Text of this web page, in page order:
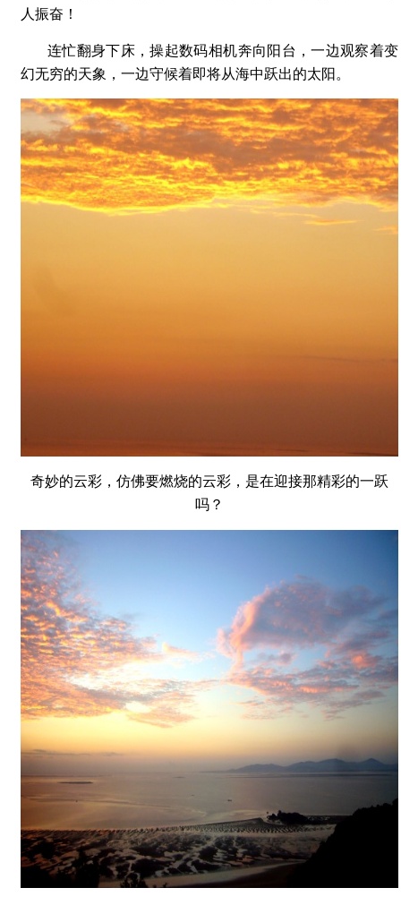
人振奋！
连忙翻身下床，操起数码相机奔向阳台，一边观察着变
幻无穷的天象，一边守候着即将从海中跃出的太阳。
奇妙的云彩，仿佛要燃烧的云彩，是在迎接那精彩的一跃
吗？